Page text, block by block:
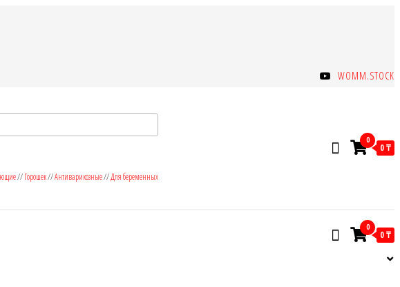
WOMM.STOCK
//Горошек//Антиварикозные//Для беременных
0
0 ₸
0
0 ₸